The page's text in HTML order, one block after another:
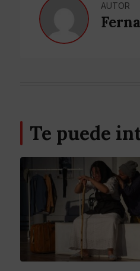
AUTOR
Te puede